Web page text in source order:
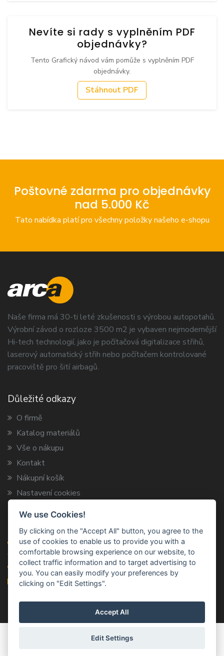
Nevíte si rady s vyplněním PDF
objednávky?
Tento Grafický návod vám pomůže s vyplněním PDF
objednávky.
Stáhnout PDF
Poštovné zdarma pro objednávky
nad 5.000 Kč
Tato nabídka platí pro všechny položky našeho e-shopu
Naše firma má 30-ti leté zkušenosti s výrobou autopotahů.
Výrobní závod o rozloze 3500 m2 je vybaven nejmodernější
Hi-tech technologií, jako je počítačová digitalizace střihů,
laserový automatický střih nebo počítačem kontrolované
pracoviště pro šití airbagů.
Důležité odkazy
O firmě
Katalog materiálů
Vše o nákupu
Kontakt
Nákupní košík
Nastavení cookies
Kontaktní informace
ARCA TRADE s.r.o.
Vysokov 199, 547 01 Náchod
+420 491 424 787
info@arca-trade.cz
ARCA TRADE S.R.O.
We use Cookies!
By clicking on the "Accept All" button, you agree to the
use of cookies to enable us to provide you with a
comfortable browsing experience on our website, to
collect traffic information and to target advertising to
you. You can easily modify your preferences by
clicking on "Edit Settings".
Accept All
Edit Settings